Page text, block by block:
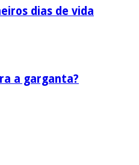
dias de vida
a garganta?